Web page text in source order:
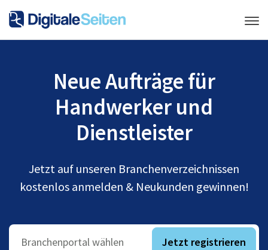
Neue Aufträge für
Handwerker und
Dienstleister
Jetzt auf unseren Branchenverzeichnissen
kostenlos anmelden & Neukunden gewinnen!
Branchenportal wählen Jetzt registrieren